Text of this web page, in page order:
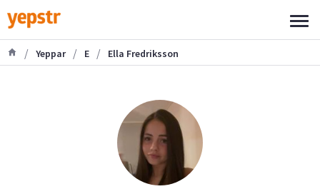
/ Yeppar / E / Ella Fredriksson